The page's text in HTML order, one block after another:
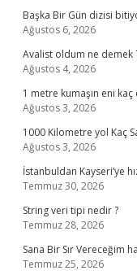
Başka Bir Gün dizisi
Ağustos 6, 2026
Avalist oldum ne demek
Ağustos 4, 2026
1 metre kumaşın eni kaç
Ağustos 3, 2026
1000 Kilometre yol Kaç
Ağustos 3, 2026
İstanbuldan Kayseri’ye
Temmuz 30, 2026
String veri tipi nedir ?
Temmuz 28, 2026
Sana Bir Sır Vereceğim
Temmuz 25, 2026